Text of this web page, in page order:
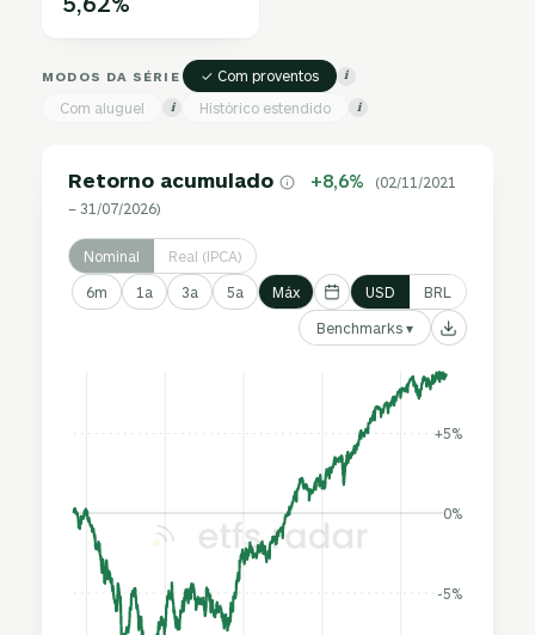
MODOS DA SÉRIE ✓ Com proventos i
Com aluguel i Histórico estendido i
Retorno acumulado +8,6%
(02/11/2021
– 31/07/2026)
Nominal Real (IPCA)
6m 1a 3a 5a Máx USD BRL
Benchmarks ▾
-5%
0%
+5%